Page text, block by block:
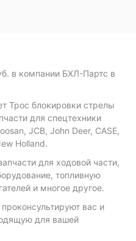
в компании БХЛ-Партс в
Трос блокировки стрелы
для спецтехники
JCB, John Deer, CASE,
Holland.
для ходовой части,
топливную
и многое другое.
вас и
для вашей